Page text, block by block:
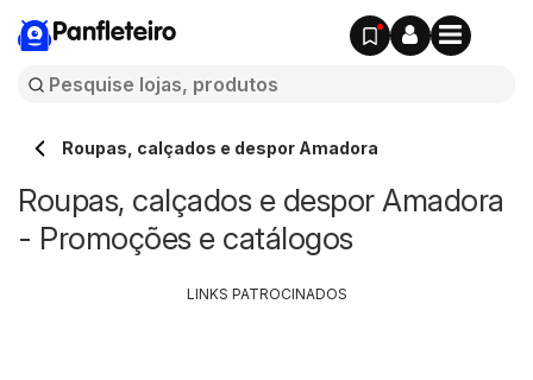
Panfleteiro
Roupas, calçados e despor Amadora
Roupas, calçados e despor Amadora
- Promoções e catálogos
LINKS PATROCINADOS